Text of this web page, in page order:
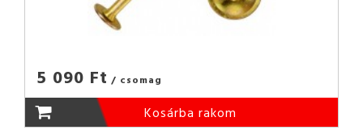
5 090 Ft / csomag
Kosárba rakom